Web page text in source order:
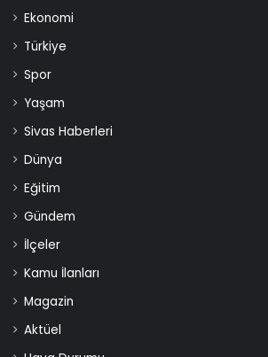
Ekonomi
Türkiye
Spor
Yaşam
Sivas Haberleri
Dünya
Eğitim
Gündem
İlçeler
Kamu İlanları
Magazin
Aktüel